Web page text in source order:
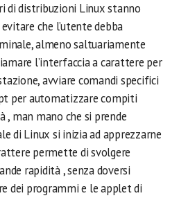
di distribuzioni Linux stanno
che l’utente debba
almeno saltuariamente
l’interfaccia a carattere per
avviare comandi specifici
per automatizzare compiti
man mano che si prende
di Linux si inizia ad apprezzarne
permette di svolgere
rapidità , senza doversi
dei programmi e le applet di